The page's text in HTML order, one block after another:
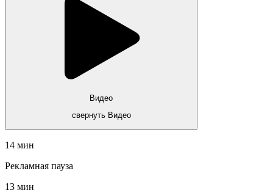
Видео
свернуть Видео
14 мин
Рекламная пауза
13 мин